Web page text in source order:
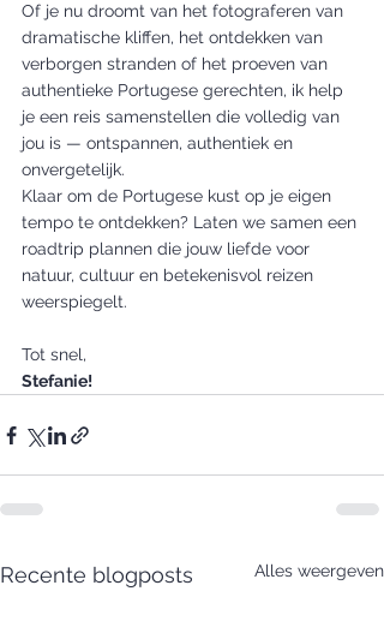
Of je nu droomt van het fotograferen van
dramatische kliffen, het ontdekken van
verborgen stranden of het proeven van
authentieke Portugese gerechten, ik help
je een reis samenstellen die volledig van
jou is — ontspannen, authentiek en
onvergetelijk.
Klaar om de Portugese kust op je eigen
tempo te ontdekken? Laten we samen een
roadtrip plannen die jouw liefde voor
natuur, cultuur en betekenisvol reizen
weerspiegelt.
Tot snel,
Stefanie!
Recente blogposts Alles weergeven